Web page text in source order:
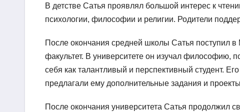
В детстве Сатья проявлял большой интерес к
психологии, философии и религии. Родители
После окончания средней школы Сатья поступил
факультет. В университете он изучал философию,
себя как талантливый и перспективный студент.
предлагали ему дополнительные задания и
После окончания университета Сатья продолжил